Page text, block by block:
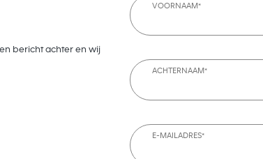
bericht achter en wij
VOORNAAM*
ACHTERNAAM*
E-MAILADRES*